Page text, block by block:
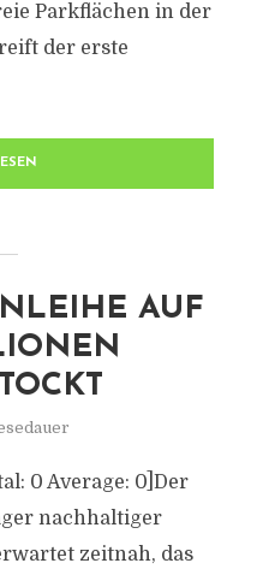
Parkflächen in der
der erste
AUF
0 Average: 0]Der
nachhaltiger
zeitnah, das